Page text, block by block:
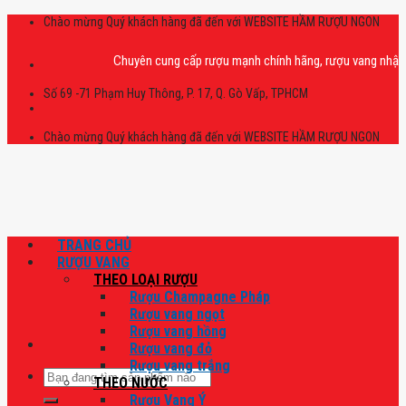
Skip
Chào mừng Quý khách hàng đã đến với WEBSITE HẦM RƯỢU NGON
Chuyên cung cấp rượu mạnh chính hãng, rượu vang nhập khẩu
Số 69 -71 Phạm Huy Thông, P. 17, Q. Gò Vấp, TPHCM
Chào mừng Quý khách hàng đã đến với WEBSITE HẦM RƯỢU NGON
Tìm
kiếm:
TRANG CHỦ
RƯỢU VANG
THEO LOẠI RƯỢU
Rượu Champagne Pháp
Rượu vang ngọt
Rượu vang hồng
Rượu vang đỏ
Rượu vang trắng
THEO NƯỚC
Rượu Vang Ý